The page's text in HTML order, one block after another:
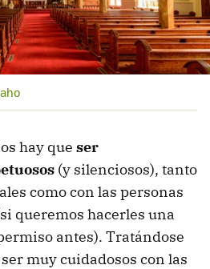
hay que ser
(y silenciosos), tanto
como con las personas
queremos hacerles una
antes). Tratándose
muy cuidadosos con las